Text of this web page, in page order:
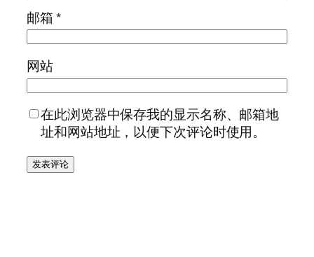
邮箱*
网站
在此浏览器中保存我的显示名称、邮箱地
址和网站地址，以便下次评论时使用。